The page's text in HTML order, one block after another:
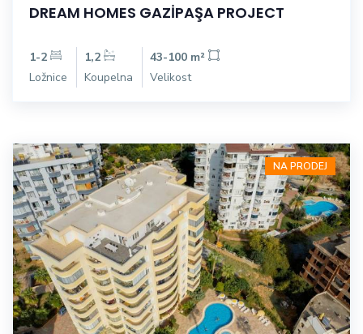
DREAM HOMES GAZİPAŞA PROJECT
1-2
Ložnice
1,2
Koupelna
43-100 m²
Velikost
NA PRODEJ